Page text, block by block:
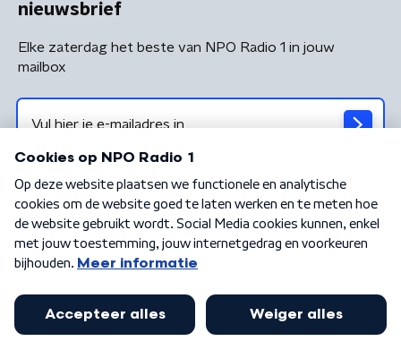
nieuwsbrief
Elke zaterdag het beste van NPO Radio 1 in jouw
mailbox
Algemene voorwaarden Privacybeleid